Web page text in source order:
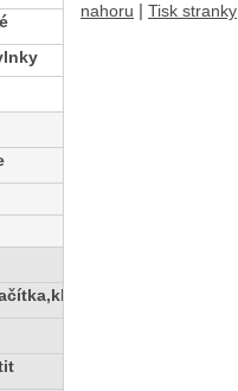
nahoru Tisk stranky